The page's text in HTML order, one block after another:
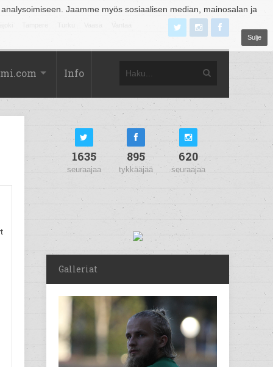
Jaamme myös sosiaalisen median, mainosalan ja
Sulje
Info
1635
seuraajaa
895
tykkääjää
620
seuraajaa
Galleriat